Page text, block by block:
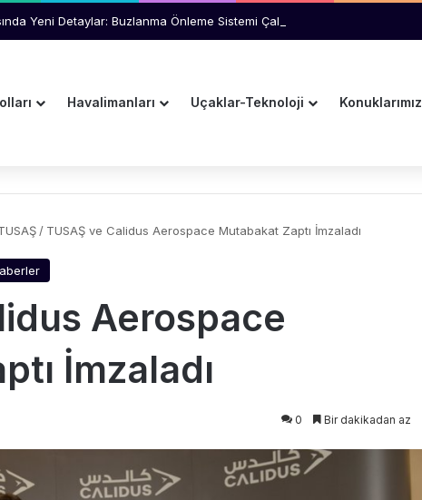
Yeni Detaylar: Buzlanma Önleme Sistemi Çalışmıyordu
Havalimanları Uçaklar-Teknoloji Konuklarımız
/ TUSAŞ ve Calidus Aerospace Mutabakat Zaptı İmzaladı
Aerospace
İmzaladı
0 Bir dakikadan az